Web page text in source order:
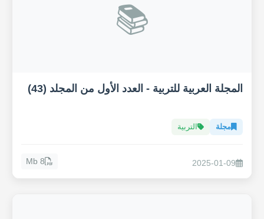
📚
المجلة العربية للتربية - العدد الأول من المجلد (43)
مجلة التربية
2025-01-09
8 Mb